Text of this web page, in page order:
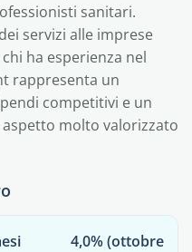
sanitari.
servizi alle imprese
ha esperienza nel
rappresenta un
competitivi e un
molto valorizzato
4,0%(ottobre